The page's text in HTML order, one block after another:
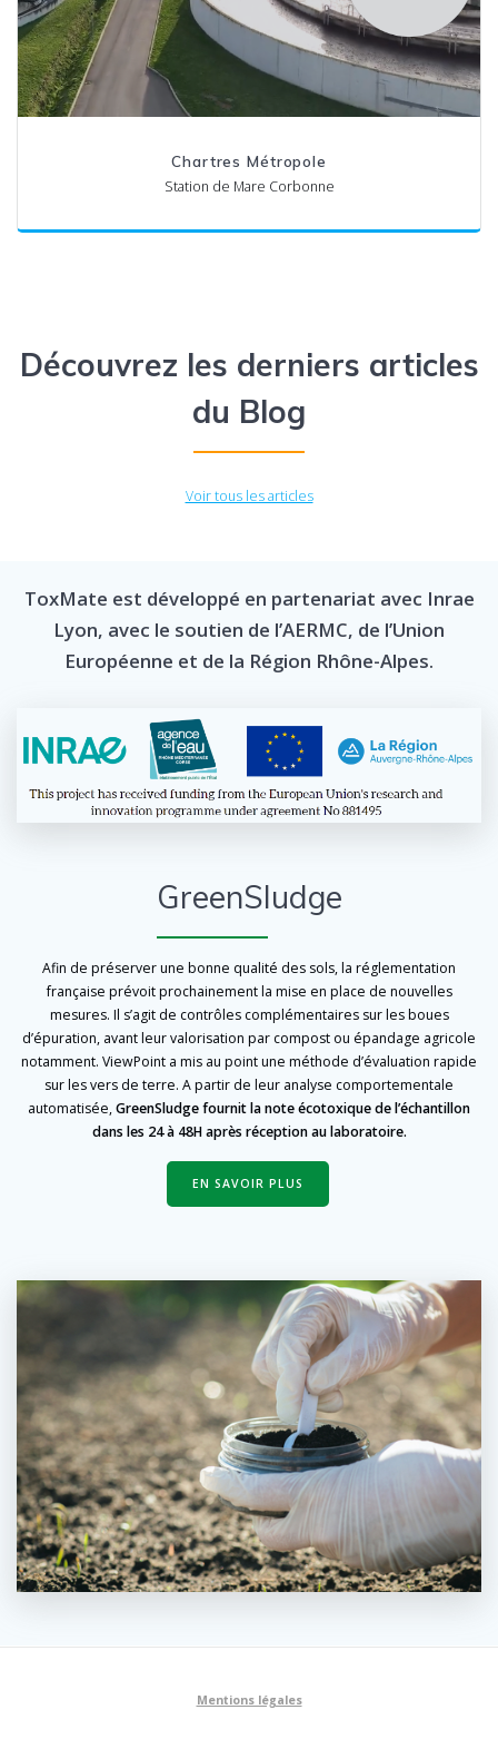
Chartres Métropole
Station de Mare Corbonne
Découvrez les derniers articles
du Blog
Voir tous les articles
ToxMate est développé en partenariat avec Inrae
Lyon, avec le soutien de l’AERMC, de l’Union
Européenne et de la Région Rhône-Alpes.
GreenSludge
Afin de préserver une bonne qualité des sols, la réglementation
française prévoit prochainement la mise en place de nouvelles
mesures. Il s’agit de contrôles complémentaires sur les boues
d’épuration, avant leur valorisation par compost ou épandage agricole
notamment. ViewPoint a mis au point une méthode d’évaluation rapide
sur les vers de terre. A partir de leur analyse comportementale
automatisée,GreenSludge fournit la note écotoxique de l’échantillon
dans les 24 à 48H après réception au laboratoire.
EN SAVOIR PLUS
Mentions légales